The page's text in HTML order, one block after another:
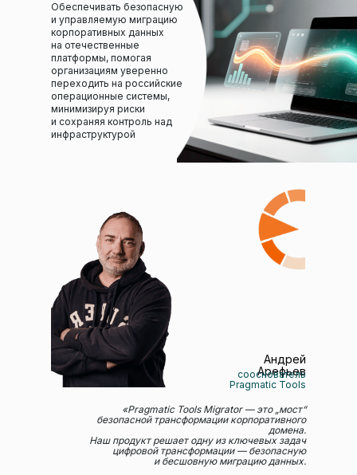
Обеспечивать безопасную
и управляемую миграцию
корпоративных данных
на отечественные
платформы, помогая
организациям уверенно
переходить на российские
операционные системы,
минимизируя риски
и сохраняя контроль над
инфраструктурой
Андрей
Арефьев
«Pragmatic Tools Migrator — это „мост“
безопасной трансформации корпоративного
домена.
Наш продукт решает одну из ключевых задач
цифровой трансформации — безопасную
и бесшовную миграцию данных.
сооснователь
Pragmatic Tools